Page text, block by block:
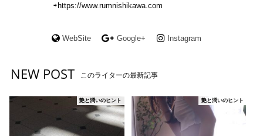
⇨https://www.rumnishikawa.com
WebSite Google+ Instagram
NEW POST このライターの最新記事
艶と潤いのヒント 艶と潤いのヒント